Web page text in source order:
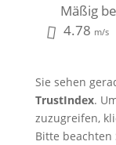
Mäßig
4.78 m/s
Sie sehen
TrustIndex.
zuzugreifen,
Bitte